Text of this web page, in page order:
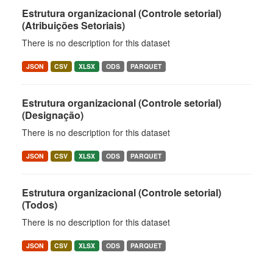
Estrutura organizacional (Controle setorial)
(Atribuições Setoriais)
There is no description for this dataset
JSON CSV XLSX ODS PARQUET
Estrutura organizacional (Controle setorial)
(Designação)
There is no description for this dataset
JSON CSV XLSX ODS PARQUET
Estrutura organizacional (Controle setorial)
(Todos)
There is no description for this dataset
JSON CSV XLSX ODS PARQUET